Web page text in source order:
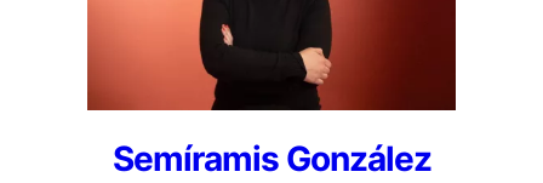
Semíramis González